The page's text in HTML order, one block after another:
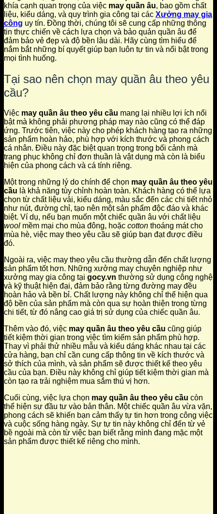
khía cạnh quan trọng của việc may quần âu, bao gồm chất
liệu, kiểu dáng, và quy trình gia công tại các Xưởng may gia
công uy tín. Đồng thời, chúng tôi sẽ cung cấp những thông
tin thực chiến về cách lựa chọn và bảo quản quần âu để
đảm bảo vẻ đẹp và độ bền lâu dài. Hãy cùng tìm hiểu để
nắm bắt những bí quyết giúp bạn luôn tự tin và nổi bật trong
mọi tình huống.
Tại sao nên chọn may quần âu theo yêu
cầu?
Việc may quần âu theo yêu cầu mang lại nhiều lợi ích nổi
bật mà không phải phương pháp may nào cũng có thể đáp
ứng. Trước tiên, việc này cho phép khách hàng tạo ra những
sản phẩm hoàn hảo, phù hợp với kích thước và phong cách
cá nhân. Điều này đặc biệt quan trọng trong bối cảnh mà
trang phục không chỉ đơn thuần là vật dụng mà còn là biểu
hiện của phong cách và cá tính riêng.
Một trong những lý do chính để chọn may quần âu theo yêu
cầu là khả năng tùy chỉnh hoàn toàn. Khách hàng có thể lựa
chọn từ chất liệu vải, kiểu dáng, màu sắc đến các chi tiết nhỏ
như nút, đường chỉ, tạo nên một sản phẩm độc đáo và khác
biệt. Ví dụ, nếu bạn muốn một chiếc quần âu với chất liệu
wool mềm mại cho mùa đông, hoặc cotton thoáng mát cho
mùa hè, việc may theo yêu cầu sẽ giúp bạn đạt được điều
đó.
Ngoài ra, việc may theo yêu cầu thường dẫn đến chất lượng
sản phẩm tốt hơn. Những xưởng may chuyên nghiệp như
xưởng may gia công tại gocy.vn thường sử dụng công nghệ
và kỹ thuật hiện đại, đảm bảo rằng từng đường may đều
hoàn hảo và bền bỉ. Chất lượng này không chỉ thể hiện qua
độ bền của sản phẩm mà còn qua sự hoàn thiện trong từng
chi tiết, từ đó nâng cao giá trị sử dụng của chiếc quần âu.
Thêm vào đó, việc may quần âu theo yêu cầu cũng giúp
tiết kiệm thời gian trong việc tìm kiếm sản phẩm phù hợp.
Thay vì phải thử nhiều mẫu và kiểu dáng khác nhau tại các
cửa hàng, bạn chỉ cần cung cấp thông tin về kích thước và
sở thích của mình, và sản phẩm sẽ được thiết kế theo yêu
cầu của bạn. Điều này không chỉ giúp tiết kiệm thời gian mà
còn tạo ra trải nghiệm mua sắm thú vị hơn.
Cuối cùng, việc lựa chọn may quần âu theo yêu cầu còn
thể hiện sự đầu tư vào bản thân. Một chiếc quần âu vừa vặn,
phong cách sẽ khiến bạn cảm thấy tự tin hơn trong công việc
và cuộc sống hàng ngày. Sự tự tin này không chỉ đến từ vẻ
bề ngoài mà còn từ việc bạn biết rằng mình đang mặc một
sản phẩm được thiết kế riêng cho mình.